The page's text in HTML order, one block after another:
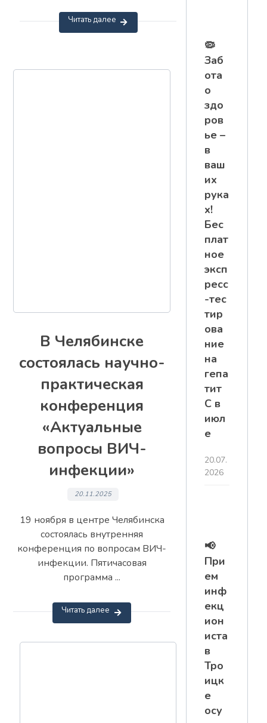
Читать далее
В Челябинске
состоялась научно-
практическая
конференция
«Актуальные
вопросы ВИЧ-
инфекции»
20.11.2025
19 ноября в центре Челябинска
состоялась внутренняя
конференция по вопросам ВИЧ-
инфекции. Пятичасовая
программа ...
Читать далее
🦠
Заб
ота
о
здо
ров
ье –
в
ваш
их
рука
х!
Бес
плат
ное
эксп
ресс
-тес
тир
ова
ние
на
гепа
тит
С в
июл
е
20.07.
2026
📢
При
ем
инф
екц
ион
иста
в
Тро
ицк
е
осу